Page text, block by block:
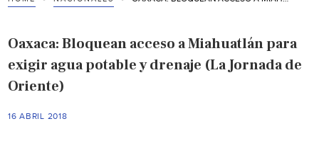
Oaxaca: Bloquean acceso a Miahuatlán para
exigir agua potable y drenaje (La Jornada de
Oriente)
16 ABRIL 2018